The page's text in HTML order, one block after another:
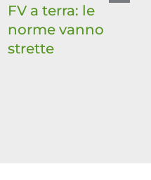
FV a terra: le
norme vanno
strette